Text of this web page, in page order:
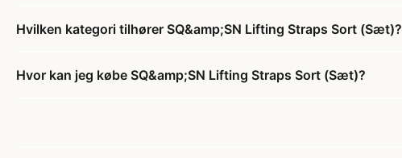
Hvilken kategori tilhører SQ&amp;SN Lifting Straps Sort (Sæt)?
Hvor kan jeg købe SQ&amp;SN Lifting Straps Sort (Sæt)?